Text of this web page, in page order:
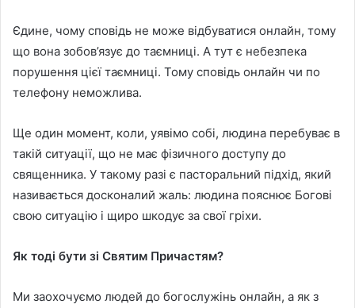
Єдине, чому сповідь не може відбуватися онлайн, тому
що вона зобов’язує до таємниці. А тут є небезпека
порушення цієї таємниці. Тому сповідь онлайн чи по
телефону неможлива.
Ще один момент, коли, уявімо собі, людина перебуває в
такій ситуації, що не має фізичного доступу до
священника. У такому разі є пасторальний підхід, який
називається досконалий жаль: людина пояснює Богові
свою ситуацію і щиро шкодує за свої гріхи.
Як тоді бути зі Святим Причастям?
Ми заохочуємо людей до богослужінь онлайн, а як з